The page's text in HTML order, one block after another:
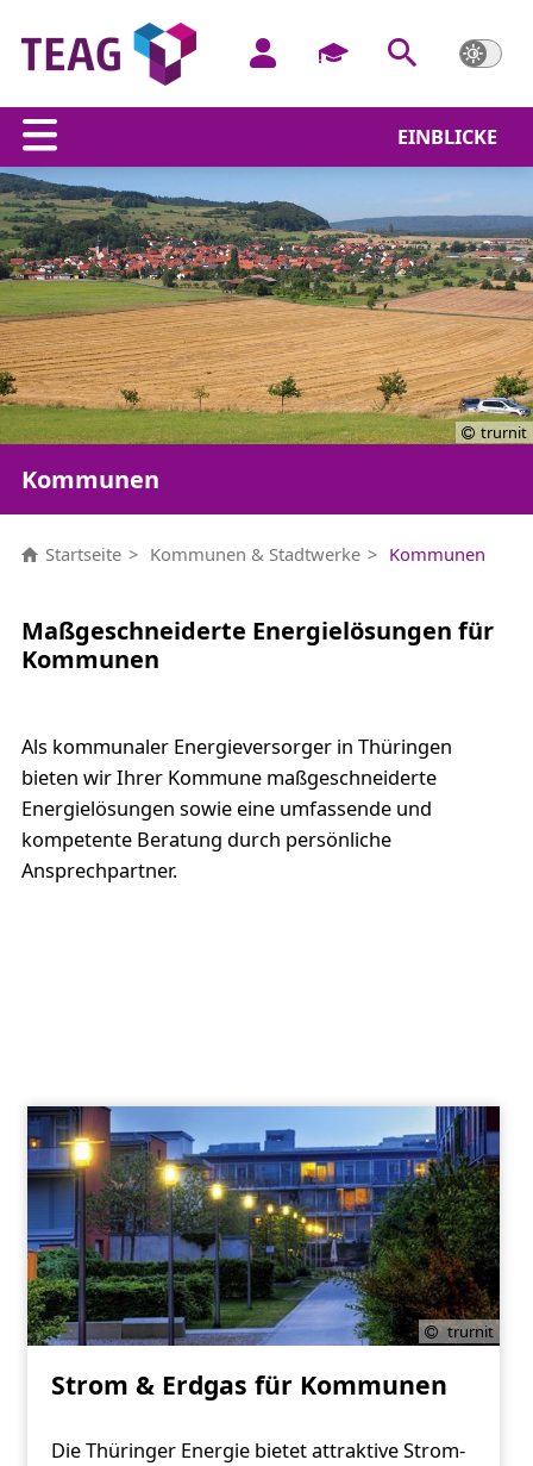
EINBLICKE
trurnit
Kommunen
Startseite Kommunen & Stadtwerke Kommunen
Maßgeschneiderte Energielösungen für
Kommunen
Als kommunaler Energieversorger in Thüringen
bieten wir Ihrer Kommune maßgeschneiderte
Energielösungen sowie eine umfassende und
kompetente Beratung durch persönliche
Ansprechpartner.
trurnit
Strom & Erdgas für Kommunen
Die Thüringer Energie bietet attraktive Strom-